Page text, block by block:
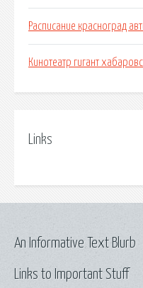
Расписание красноград
Кинотеатр гигант
Links
Links to Important Stuff
An Informative Text Blurb